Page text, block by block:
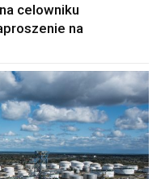
celowniku
na